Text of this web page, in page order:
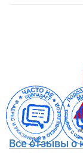
Все отзывы о